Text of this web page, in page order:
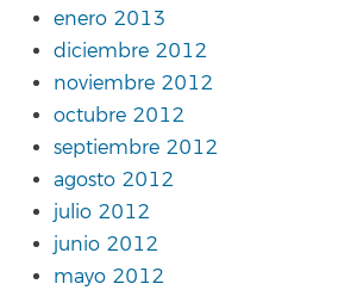
enero 2013
diciembre 2012
noviembre 2012
octubre 2012
septiembre 2012
agosto 2012
julio 2012
junio 2012
mayo 2012